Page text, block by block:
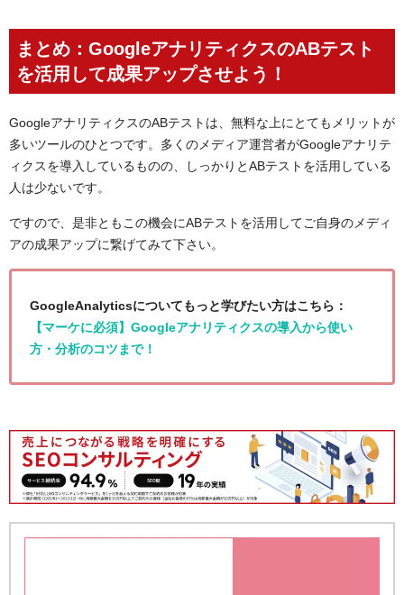
まとめ：GoogleアナリティクスのABテスト
を活用して成果アップさせよう！
GoogleアナリティクスのABテストは、無料な上にとてもメリットが
多いツールのひとつです。多くのメディア運営者がGoogleアナリテ
ィクスを導入しているものの、しっかりとABテストを活用している
人は少ないです。
ですので、是非ともこの機会にABテストを活用してご自身のメディ
アの成果アップに繋げてみて下さい。
GoogleAnalyticsについてもっと学びたい方はこちら：
【マーケに必須】Googleアナリティクスの導入から使い
方・分析のコツまで！